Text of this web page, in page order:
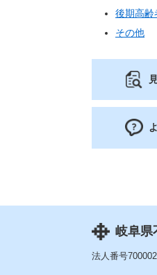
後期高齢
その他
岐阜県
法人番号